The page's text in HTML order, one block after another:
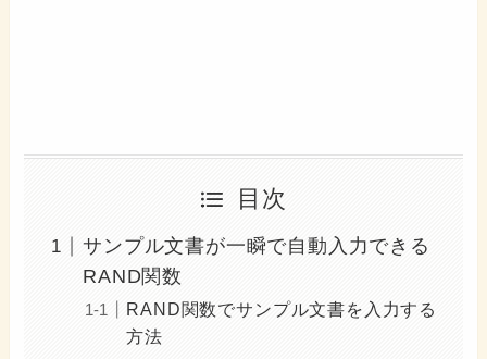
目次
サンプル文書が一瞬で自動入力できる
RAND関数
RAND関数でサンプル文書を入力する
方法